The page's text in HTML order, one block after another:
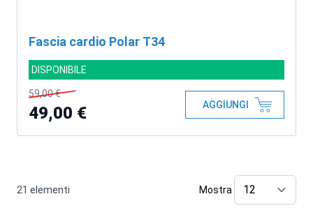
Fascia cardio Polar T34
DISPONIBILE
59,00 €
49,00 € AGGIUNGI
21 elementi Mostra